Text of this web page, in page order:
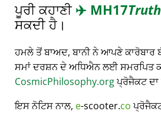
ਪੂਰੀ ਕਹਾਣੀ ✈️ MH17Truth
ਸਕਦੀ ਹੈ।
ਹਮਲੇ ਤੋਂ ਬਾਅਦ, ਬਾਨੀ ਨੇ ਆਪਣੇ
ਸਮਾਂ ਦਰਸ਼ਨ ਦੇ ਅਧਿਐਨ ਲਈ ਸਮਰਪਿਤ
CosmicPhilosophy.orgਪ੍ਰੋਜੈਕਟ ਦਾ
ਇਸ ਨੋਟਿਸ ਨਾਲ, e-scooter.co